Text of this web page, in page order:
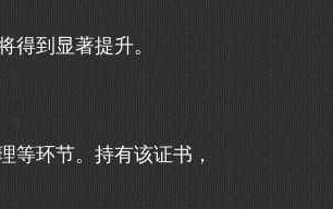
得到显著提升。
等环节。持有该证书，